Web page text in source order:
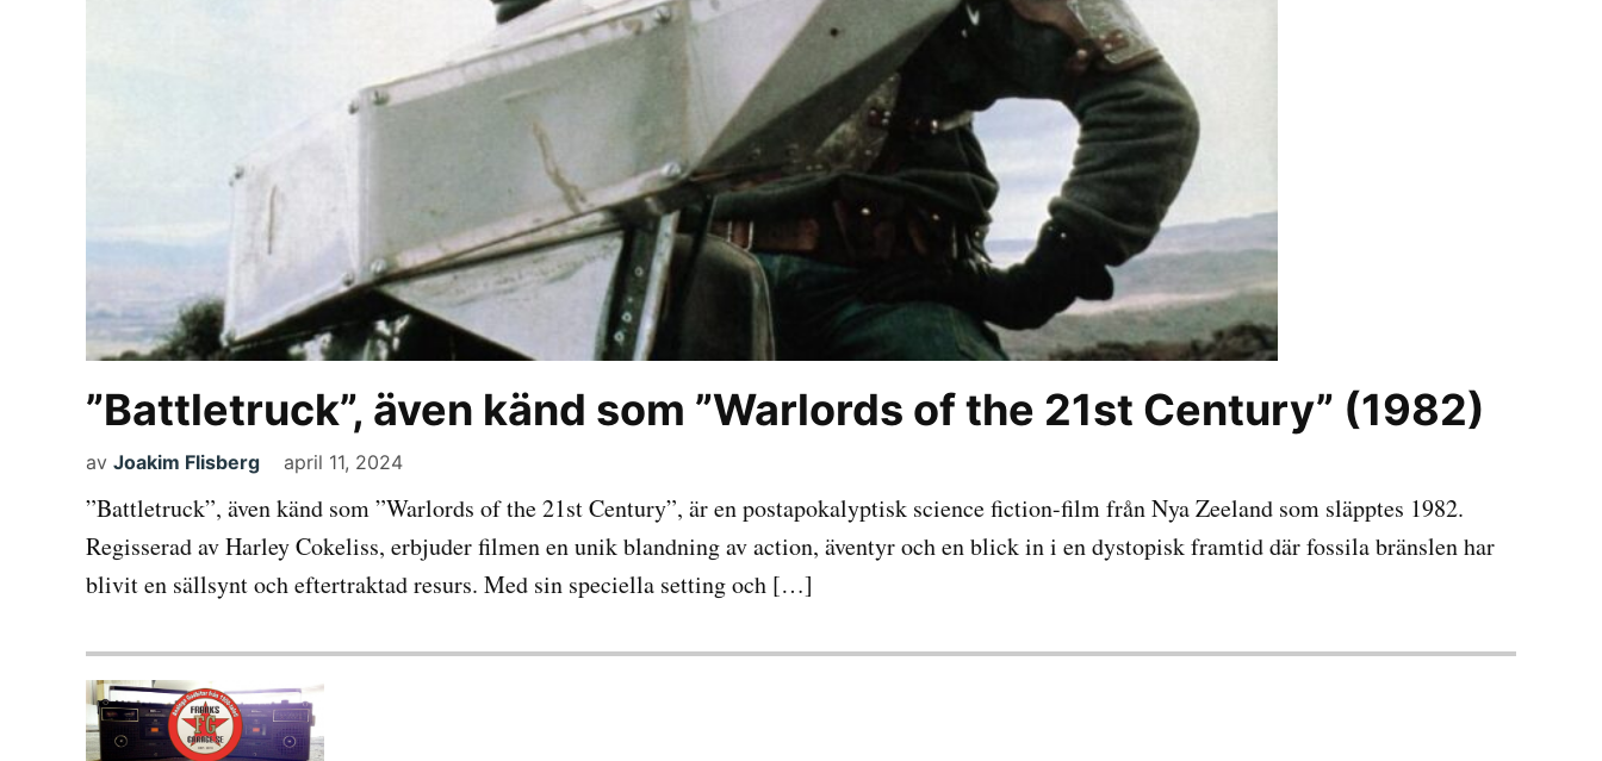
”Battletruck”, även känd som ”Warlords of the 21st Century” (1982)
av Joakim Flisberg april 11, 2024
”Battletruck”, även känd som ”Warlords of the 21st Century”, är en postapokalyptisk science fiction-film från Nya Zeeland som släpptes 1982.
Regisserad av Harley Cokeliss, erbjuder filmen en unik blandning av action, äventyr och en blick in i en dystopisk framtid där fossila bränslen har
blivit en sällsynt och eftertraktad resurs. Med sin speciella setting och […]